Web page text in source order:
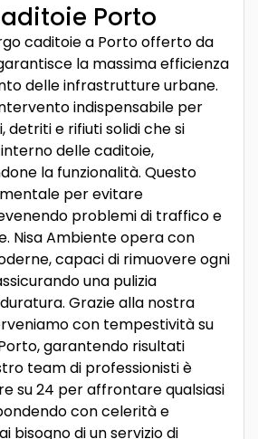
Porto
caditoie a Porto offerto da
la massima efficienza
delle infrastrutture urbane.
indispensabile per
detriti e rifiuti solidi che si
delle caditoie,
la funzionalità. Questo
per evitare
problemi di traffico e
Nisa Ambiente opera con
capaci di rimuovere ogni
una pulizia
Grazie alla nostra
con tempestività su
garantendo risultati
team di professionisti è
su 24 per affrontare qualsiasi
con celerità e
bisogno di un servizio di